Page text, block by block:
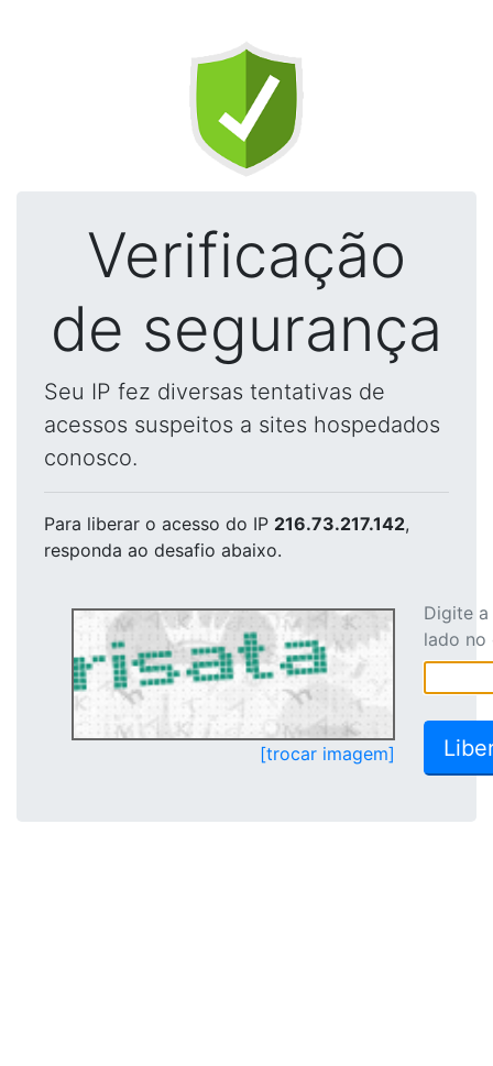
Verificação
de segurança
Seu IP fez diversas tentativas de
acessos suspeitos a sites hospedados
conosco.
Para liberar o acesso do IP 216.73.217.142,
responda ao desafio abaixo.
[trocar imagem]
Digite
lado no